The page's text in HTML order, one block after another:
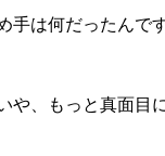
手は何だったんで
や、もっと真面